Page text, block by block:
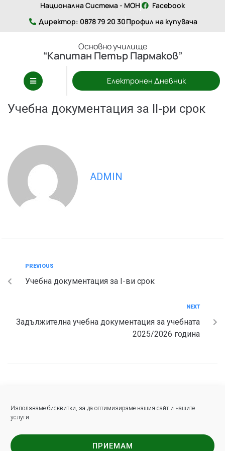
Използваме бисквитки, за да оптимизираме нашия сайт и нашите
услуги.
ПРИЕМАМ
Национална Система - МОН
Facebook
Директор: 0878 79 20 30Профил на купувача
Основно училище
“Капитан Петър Пармаков”
Електронен Дневник
Учебна документация за II-ри срок
ADMIN
PREVIOUS
Учебна документация за I-ви срок
NEXT
Задължителна учебна документация за учебната
2025/2026 година
“Капитан Петър Пармаков”